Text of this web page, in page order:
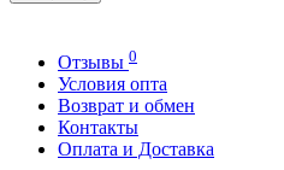
Отзывы 0
Условия опта
Возврат и обмен
Контакты
Оплата и Доставка